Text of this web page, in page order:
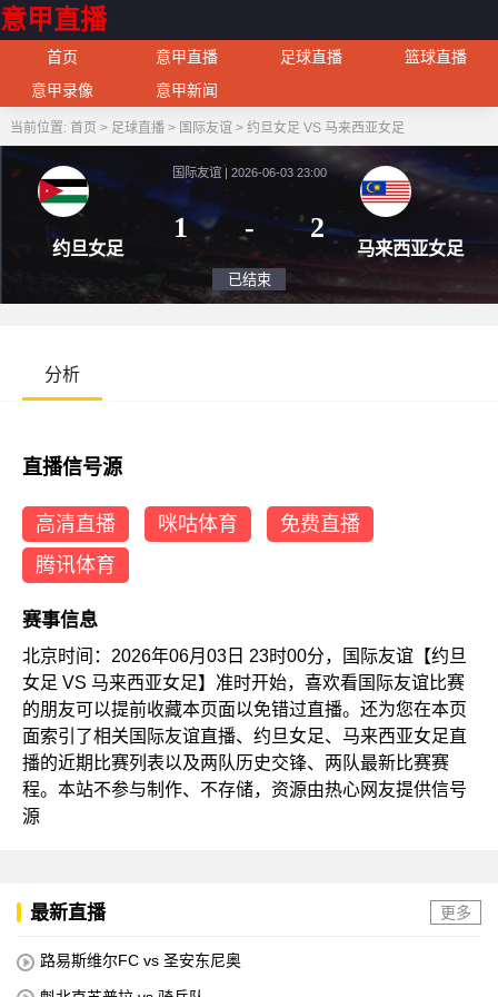
意甲直播
首页 意甲直播 足球直播
篮球直播
意甲录像
意甲新闻
当前位置: 首页 > 足球直播> 国际友谊 > 约旦女足 VS 马来西亚女足
约旦女足
国际友谊 | 2026-06-03 23:00
1
马来
分析
直播信号源
高清直播 咪咕体育
免费直播
腾讯体育
赛事信息
北京时间：2026年06月03日 23时00分，国际友谊【约旦
女足 VS 马来西亚女足】准时开始，喜欢看国际友谊比赛
的朋友可以提前收藏本页面以免错过直播。还为您在本页
面索引了相关国际友谊直播、约旦女足、马来西亚女足直
播的近期比赛列表以及两队历史交锋、两队最新比赛赛
程。本站不参与制作、不存储，资源由热心网友提供信号
源
最新直播 更多
路易斯维尔FC vs 圣安东尼奥